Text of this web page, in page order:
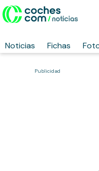
Noticias Fichas
Publicidad